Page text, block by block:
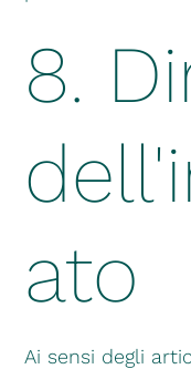
8.
ato
Ai sensi degli